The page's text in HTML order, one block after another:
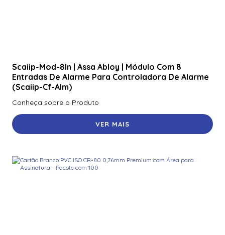
Scaiip-Mod-8In | Assa Abloy | Módulo Com 8
Entradas De Alarme Para Controladora De Alarme
(Scaiip-Cf-Alm)
Conheça sobre o Produto
VER MAIS